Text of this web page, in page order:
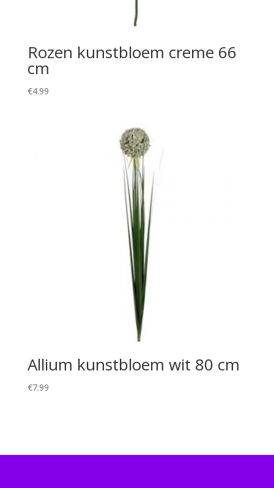
Rozen kunstbloem creme 66
cm
€4.99
Allium kunstbloem wit 80 cm
€7.99